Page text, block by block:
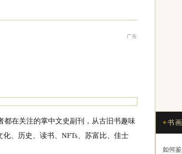
广告
都在关注的掌中文史副刊，从古旧书趣味
、历史、读书、NFTs、苏富比、佳士
书
如何